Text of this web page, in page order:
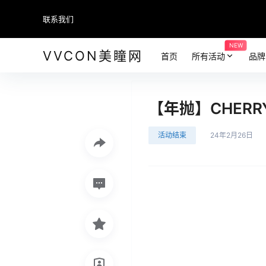
联系我们
VVCON美瞳网 首页 所有活动
NEW
品
【年抛】
活动结束 24年2月26日